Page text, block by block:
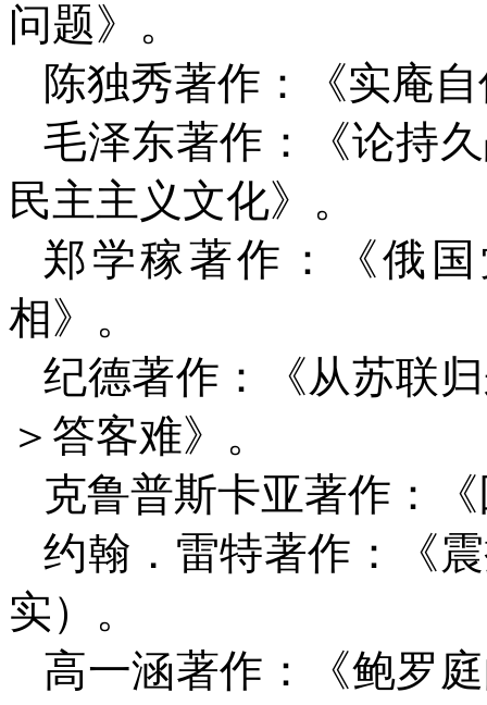
问题》。
陈独秀著作：《实庵
毛泽东著作：《论持
民主主义文化》。
郑学稼著作：《俄
相》。
纪德著作：《从苏联
＞答客难》。
克鲁普斯卡亚著作：
约翰．雷特著作：《
实）。
高一涵著作：《鲍罗